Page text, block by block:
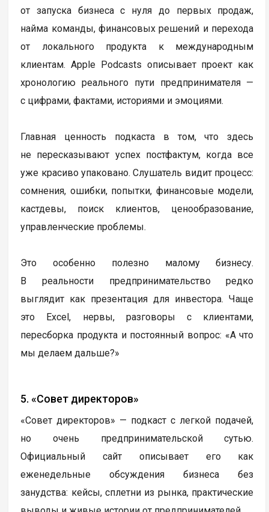
от запуска бизнеса с нуля до первых продаж,
найма команды, финансовых решений и перехода
от локального продукта к международным
клиентам. Apple Podcasts описывает проект как
хронологию реального пути предпринимателя —
с цифрами, фактами, историями и эмоциями.
Главная ценность подкаста в том, что здесь
не пересказывают успех постфактум, когда все
уже красиво упаковано. Слушатель видит процесс:
сомнения, ошибки, попытки, финансовые модели,
кастдевы, поиск клиентов, ценообразование,
управленческие проблемы.
Это особенно полезно малому бизнесу.
В реальности предпринимательство редко
выглядит как презентация для инвестора. Чаще
это Excel, нервы, разговоры с клиентами,
пересборка продукта и постоянный вопрос: «А что
мы делаем дальше?»
5. «Совет директоров»
«Совет директоров» — подкаст с легкой подачей,
но очень предпринимательской сутью.
Официальный сайт описывает его как
еженедельные обсуждения бизнеса без
занудства: кейсы, сплетни из рынка, практические